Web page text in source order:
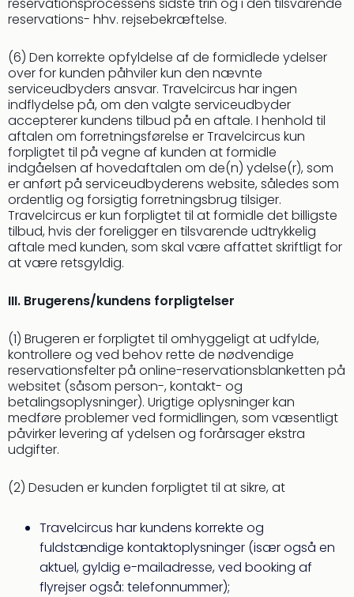
reservations- hhv. rejsebekræftelse.
(6) Den korrekte opfyldelse af de formidlede ydelser
over for kunden påhviler kun den nævnte
serviceudbyders ansvar. Travelcircus har ingen
indflydelse på, om den valgte serviceudbyder
accepterer kundens tilbud på en aftale. I henhold til
aftalen om forretningsførelse er Travelcircus kun
forpligtet til på vegne af kunden at formidle
indgåelsen af hovedaftalen om de(n) ydelse(r), som
er anført på serviceudbyderens website, således som
ordentlig og forsigtig forretningsbrug tilsiger.
Travelcircus er kun forpligtet til at formidle det billigste
tilbud, hvis der foreligger en tilsvarende udtrykkelig
aftale med kunden, som skal være affattet skriftligt for
at være retsgyldig.
III. Brugerens/kundens forpligtelser
(1) Brugeren er forpligtet til omhyggeligt at udfylde,
kontrollere og ved behov rette de nødvendige
reservationsfelter på online-reservationsblanketten på
websitet (såsom person-, kontakt- og
betalingsoplysninger). Urigtige oplysninger kan
medføre problemer ved formidlingen, som væsentligt
påvirker levering af ydelsen og forårsager ekstra
udgifter.
(2) Desuden er kunden forpligtet til at sikre, at
Travelcircus har kundens korrekte og
fuldstændige kontaktoplysninger (især også en
aktuel, gyldig e-mailadresse, ved booking af
flyrejser også: telefonnummer);